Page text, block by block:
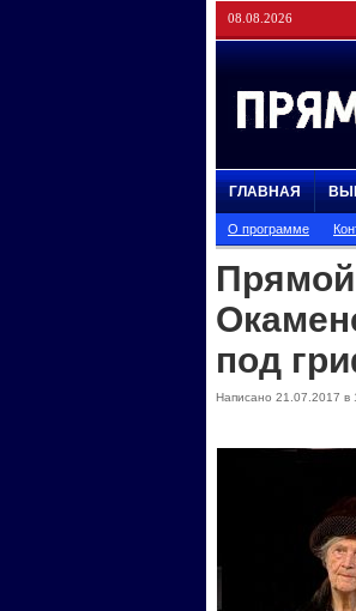
08.08.2026
ГЛАВНАЯ
О программе
под
Написано 21.07.2017